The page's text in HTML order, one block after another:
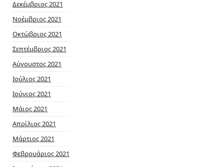
Δεκέμβριος 2021
Νοέμβριος 2021
Οκτώβριος 2021
Σεπτέμβριος 2021
Αύγουστος 2021
Ιούλιος 2021
Ιούνιος 2021
Μάιος 2021
Απρίλιος 2021
Μάρτιος 2021
Φεβρουάριος 2021